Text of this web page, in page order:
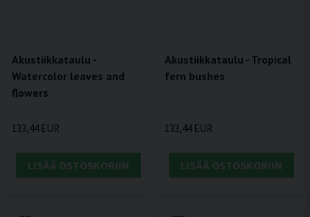
Akustiikkataulu -
Watercolor leaves and
flowers
133,44 EUR
LISÄÄ OSTOSKORIIN
Akustiikkataulu - Tropical
fern bushes
133,44 EUR
LISÄÄ OSTOSKORIIN